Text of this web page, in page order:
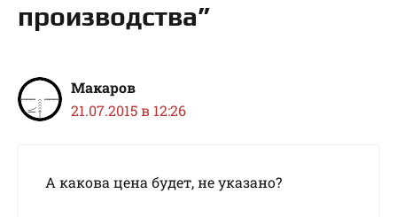
производства”
Макаров
21.07.2015 в 12:26
А какова цена будет, не указано?